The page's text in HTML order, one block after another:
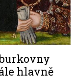
hlavně